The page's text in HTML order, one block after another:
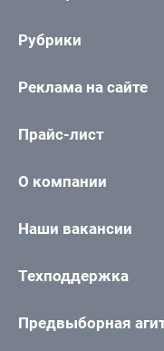
Рубрики
Реклама на сайте
Прайс-лист
О компании
Наши вакансии
Техподдержка
Предвыборная